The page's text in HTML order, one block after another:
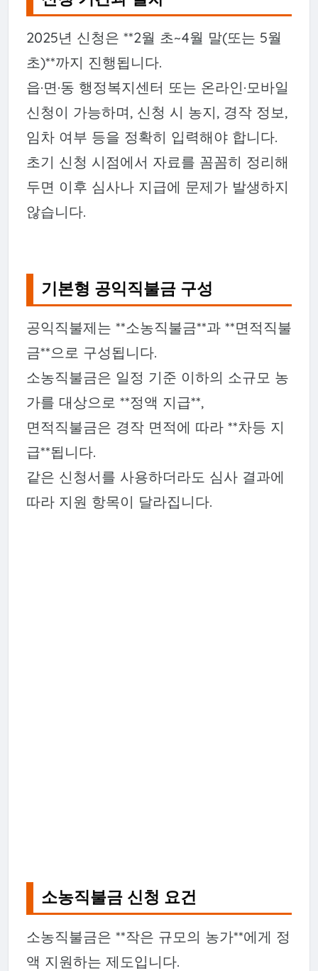
2025년 신청은 **2월 초~4월 말(또는 5월
초)**까지 진행됩니다.
읍·면·동 행정복지센터 또는 온라인·모바일
신청이 가능하며, 신청 시 농지, 경작 정보,
임차 여부 등을 정확히 입력해야 합니다.
초기 신청 시점에서 자료를 꼼꼼히 정리해
두면 이후 심사나 지급에 문제가 발생하지
않습니다.
기본형 공익직불금 구성
공익직불제는 **소농직불금**과 **면적직불
금**으로 구성됩니다.
소농직불금은 일정 기준 이하의 소규모 농
가를 대상으로 **정액 지급**,
면적직불금은 경작 면적에 따라 **차등 지
급**됩니다.
같은 신청서를 사용하더라도 심사 결과에
따라 지원 항목이 달라집니다.
소농직불금 신청 요건
소농직불금은 **작은 규모의 농가**에게 정
액 지원하는 제도입니다.